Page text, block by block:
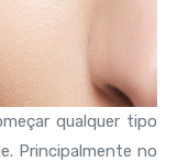
qualquer tipo
Principalmente no